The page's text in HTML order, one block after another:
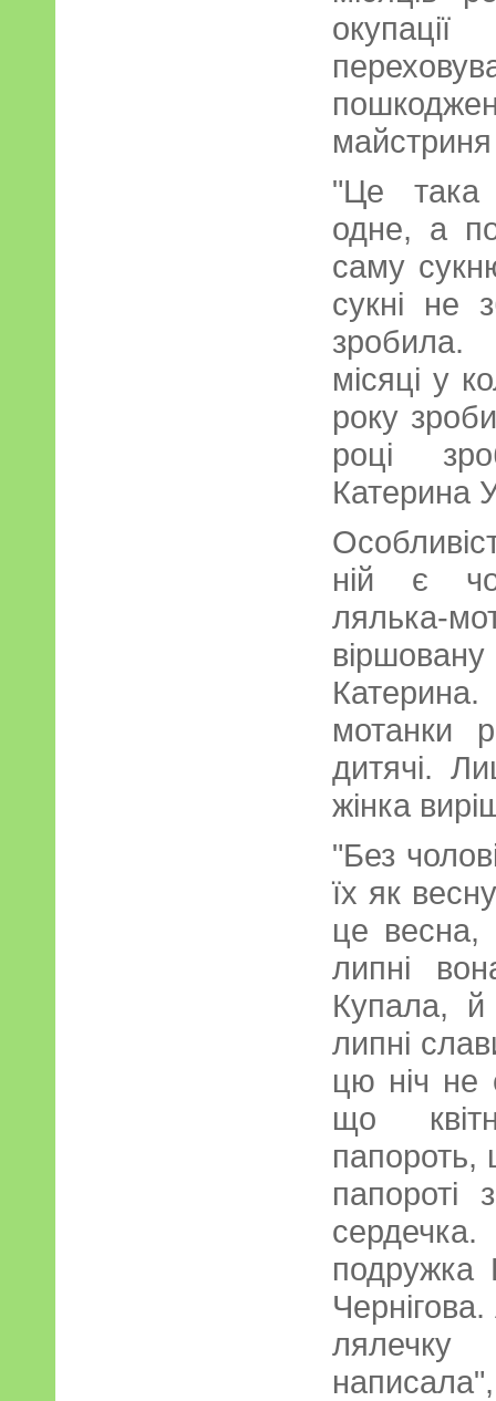
"Це така
одне, а
саму
сукні не
місяці у
року
році
Катерина
ній є
мотанки
дитячі.
жінка
"Без
їх як
це весна,
липні
Купала,
липні
цю ніч не
що
папороть,
подружка